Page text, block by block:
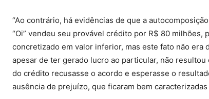
“Ao contrário, há evidências de que a
“Oi” vendeu seu provável crédito por R$ 80
concretizado em valor inferior, mas este fato não
apesar de ter gerado lucro ao particular, não
do crédito recusasse o acordo e esperasse o
ausência de prejuízo, que ficaram bem